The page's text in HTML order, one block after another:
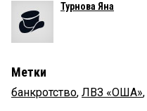
Турнова Яна
Метки
банкротство, ЛВЗ «ОША»,